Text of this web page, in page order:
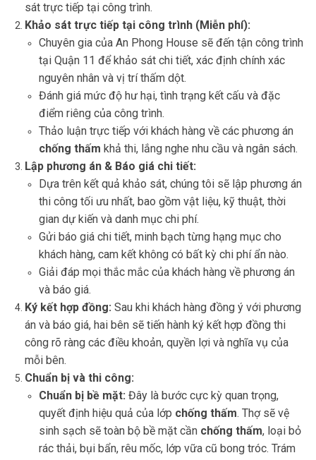
sát trực tiếp tại công trình.
Khảo sát trực tiếp tại công trình (Miễn phí):
Chuyên gia của An Phong House sẽ đến tận công trình
tại Quận 11 để khảo sát chi tiết, xác định chính xác
nguyên nhân và vị trí thấm dột.
Đánh giá mức độ hư hại, tình trạng kết cấu và đặc
điểm riêng của công trình.
Thảo luận trực tiếp với khách hàng về các phương án
chống thấm khả thi, lắng nghe nhu cầu và ngân sách.
Lập phương án & Báo giá chi tiết:
Dựa trên kết quả khảo sát, chúng tôi sẽ lập phương án
thi công tối ưu nhất, bao gồm vật liệu, kỹ thuật, thời
gian dự kiến và danh mục chi phí.
Gửi báo giá chi tiết, minh bạch từng hạng mục cho
khách hàng, cam kết không có bất kỳ chi phí ẩn nào.
Giải đáp mọi thắc mắc của khách hàng về phương án
và báo giá.
Ký kết hợp đồng: Sau khi khách hàng đồng ý với phương
án và báo giá, hai bên sẽ tiến hành ký kết hợp đồng thi
công rõ ràng các điều khoản, quyền lợi và nghĩa vụ của
mỗi bên.
Chuẩn bị và thi công:
Chuẩn bị bề mặt: Đây là bước cực kỳ quan trọng,
quyết định hiệu quả của lớp chống thấm. Thợ sẽ vệ
sinh sạch sẽ toàn bộ bề mặt cần chống thấm, loại bỏ
rác thải, bụi bẩn, rêu mốc, lớp vữa cũ bong tróc. Trám